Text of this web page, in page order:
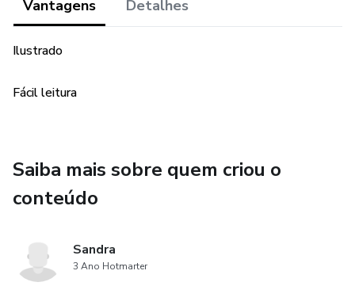
Vantagens Detalhes
Ilustrado
Fácil leitura
Saiba mais sobre quem criou o
conteúdo
Sandra
3 Ano Hotmarter